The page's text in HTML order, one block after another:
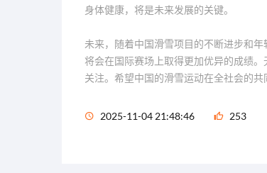
身体健康，将是未来发展的关键。
未来，随着中国滑雪项目的不断进步和
将会在国际赛场上取得更加优异的成绩
关注。希望中国的滑雪运动在全社会的共
2025-11-04 21:48:46 253